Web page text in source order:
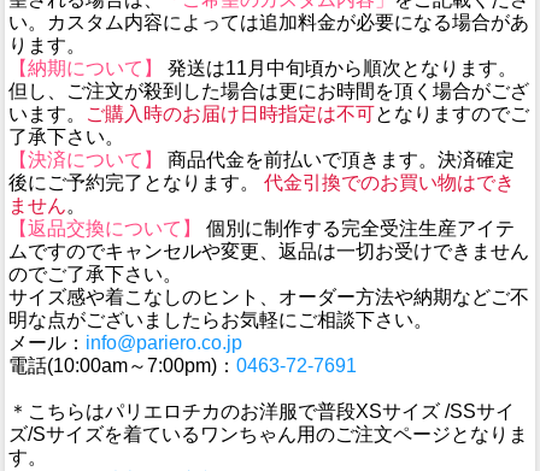
い。カスタム内容によっては追加料金が必要になる場合があ
ります。
【納期について】
発送は11月中旬頃から順次となります。
但し、ご注文が殺到した場合は更にお時間を頂く場合がござ
います。
ご購入時のお届け日時指定は不可となりますのでご
了承下さい。
【決済について】
商品代金を前払いで頂きます。決済確定
後にご予約完了となります。 代金引換でのお買い物はでき
ません。
【返品交換について】
個別に制作する完全受注生産アイテ
ムですのでキャンセルや変更、返品は一切お受けできません
のでご了承下さい。
サイズ感や着こなしのヒント、オーダー方法や納期などご不
明な点がございましたらお気軽にご相談下さい。
メール： info@pariero.co.jp
電話(10:00am～7:00pm)： 0463-72-7691
＊こちらはパリエロチカのお洋服で普段XSサイズ /SSサイ
ズ/Sサイズを着ているワンちゃん用のご注文ページとなりま
す。